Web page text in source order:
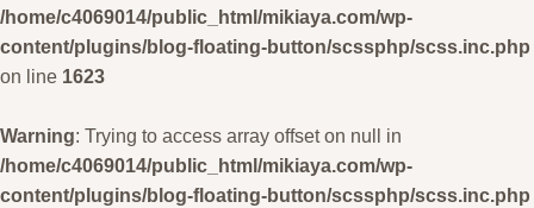
/home/c4069014/public_html/mikiaya.com/wp-
content/plugins/blog-floating-button/scssphp/scss.inc.php
on line 1623
Warning: Trying to access array offset on null in
/home/c4069014/public_html/mikiaya.com/wp-
content/plugins/blog-floating-button/scssphp/scss.inc.php